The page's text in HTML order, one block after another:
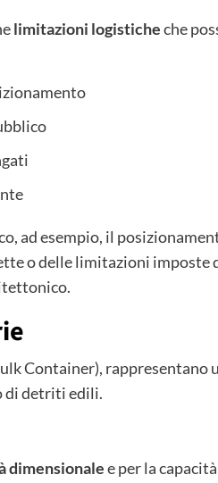
limitazioni logisticheche
ad esempio, il
o delle limitazioni imposte
Container), rappresentano
di detriti edili.
dimensionalee per la